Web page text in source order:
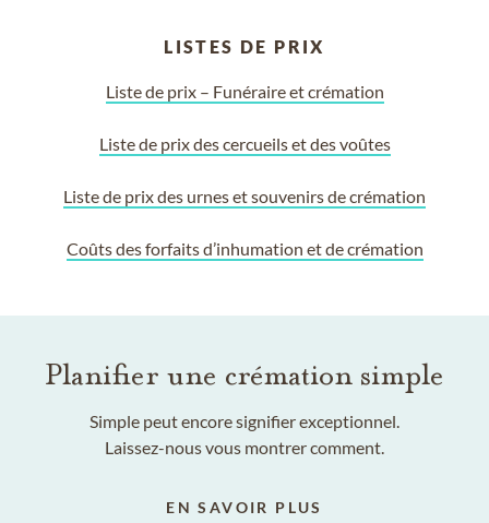
LISTES DE PRIX
Liste de prix – Funéraire et crémation
Liste de prix des cercueils et des voûtes
Liste de prix des urnes et souvenirs de crémation
Coûts des forfaits d’inhumation et de crémation
Planifier une crémation simple
Simple peut encore signifier exceptionnel.
Laissez-nous vous montrer comment.
EN SAVOIR PLUS